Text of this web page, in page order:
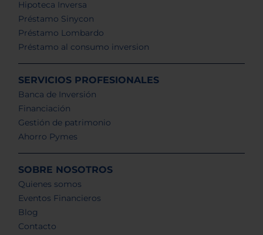
Hipoteca Inversa
Préstamo Sinycon
Préstamo Lombardo
Préstamo al consumo inversion
SERVICIOS PROFESIONALES
Banca de Inversión
Financiación
Gestión de patrimonio
Ahorro Pymes
SOBRE NOSOTROS
Quienes somos
Eventos Financieros
Blog
Contacto